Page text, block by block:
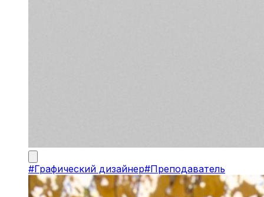
#Графический дизайнер#Преподаватель